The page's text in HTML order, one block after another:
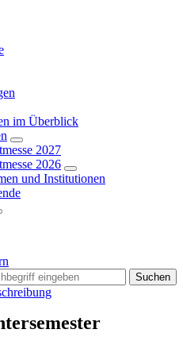
im Überblick
2027
2026
und Institutionen
Suchen